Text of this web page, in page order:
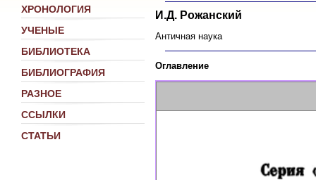
ХРОНОЛОГИЯ
УЧЕНЫЕ
БИБЛИОТЕКА
БИБЛИОГРАФИЯ
РАЗНОЕ
ССЫЛКИ
СТАТЬИ
И.Д. Рожанский
Античная наука
Оглавление